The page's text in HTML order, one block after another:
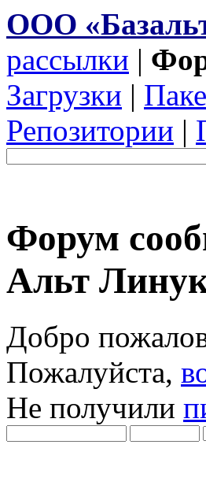
ООО
рассылки |
Загрузки |
Репозитории |
Форум
Альт
Добро
Пожалуйста,
Не получили